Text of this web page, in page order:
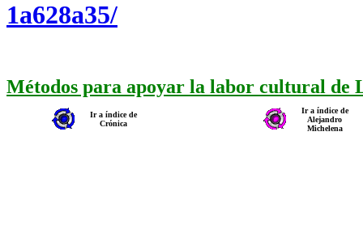
1a628a35/
Métodos para apoyar la labor cultural de
Ir a índice de
Crónica
Ir a índice de
Alejandro
Michelena